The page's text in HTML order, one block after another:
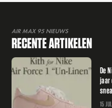
AIR MAX 95 NIEUWS
RECENTE ARTIKELEN
De
jaar
15